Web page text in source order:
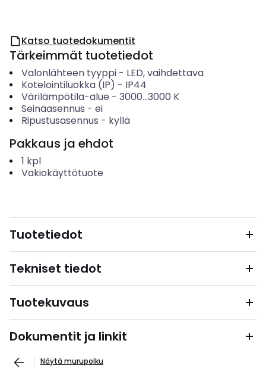
Katso tuotedokumentit
Tärkeimmät tuotetiedot
Valonlähteen tyyppi- LED, vaihdettava
Kotelointiluokka (IP) - IP44
Värilämpötila-alue - 3000...3000 K
Seinäasennus - ei
Ripustusasennus - kyllä
Pakkaus ja ehdot
1 kpl
Vakiokäyttötuote
Tuotetiedot
Tekniset tiedot
Tuotekuvaus
Dokumentit ja linkit
Näytä murupolku